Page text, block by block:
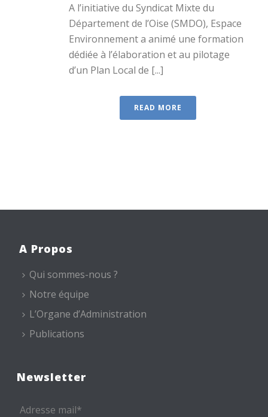
A l’initiative du Syndicat Mixte du
Département de l’Oise (SMDO), Espace
Environnement a animé une formation
dédiée à l’élaboration et au pilotage
d’un Plan Local de [...]
READ MORE
A Propos
Qui sommes-nous ?
Notre équipe
L’Organe d’Administration
Publications
Newsletter
Adresse mail*